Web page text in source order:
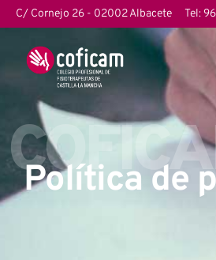
C/ Cornejo 26 - 02002 Albacete Tel:
Política de